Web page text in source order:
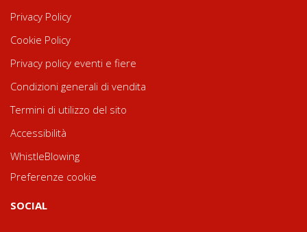
Privacy Policy
Cookie Policy
Privacy policy eventi e fiere
Condizioni generali di vendita
Termini di utilizzo del sito
Accessibilità
WhistleBlowing
Preferenze cookie
SOCIAL